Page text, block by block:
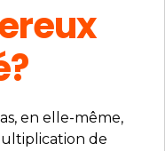
en elle-même,
de